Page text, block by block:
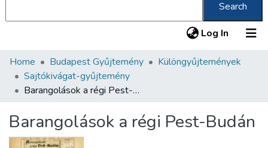
Search
Log In (current)
Communities & Collections
All of DSpace
About us
Home Budapest Gyűjtemény
Különgyűjtemények
Sajtókivágat-gyűjtemény
Barangolások a régi Pest-Budán
Barangolások a régi Pest-Budán